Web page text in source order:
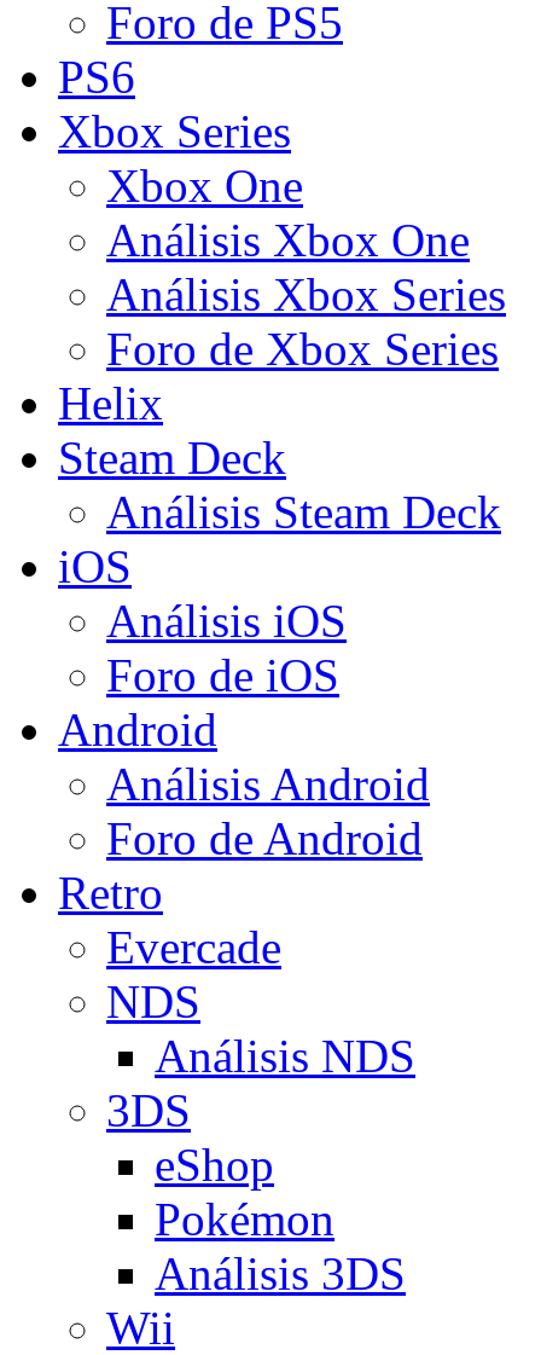
Foro de PS5
PS6
Xbox Series
Xbox One
Análisis Xbox One
Análisis Xbox Series
Foro de Xbox Series
Helix
Steam Deck
Análisis Steam Deck
iOS
Análisis iOS
Foro de iOS
Android
Análisis Android
Foro de Android
Retro
Evercade
NDS
Análisis NDS
3DS
eShop
Pokémon
Análisis 3DS
Wii